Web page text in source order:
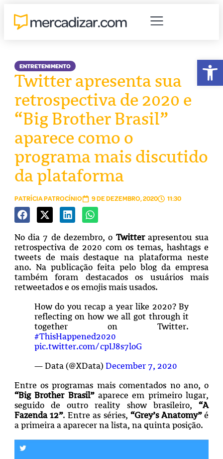
ENTRETENIMENTO
Twitter apresenta sua
retrospectiva de 2020 e
“Big Brother Brasil”
aparece como o
programa mais discutido
da plataforma
PATRÍCIA PATROCÍNIO 9 DE DEZEMBRO, 2020 11:30
No dia 7 de dezembro, o Twitterapresentou sua
retrospectiva de 2020 com os temas, hashtags e
tweets de mais destaque na plataforma neste
ano. Na publicação feita pelo blog da empresa
também foram destacados os usuários mais
retweetados e os emojis mais usados.
How do you recap a year like 2020? By
reflecting on how we all got through it
together on Twitter.
#ThisHappened2020
pic.twitter.com/cpIJ8s7loG
— Data (@XData) December 7, 2020
Entre os programas mais comentados no ano, o
“Big Brother Brasil” aparece em primeiro lugar,
seguido de outro reality show brasileiro,“A
Fazenda 12”. Entre as séries, “Grey’s Anatomy”é
a primeira a aparecer na lista, na quinta posição.